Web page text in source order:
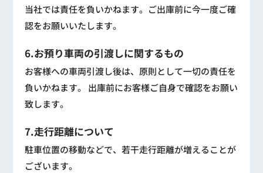
当社では責任を負いかねます。ご出庫前に今一度ご確
認をお願いいたします。
6.お預り車両の引渡しに関するもの
お客様への車両引渡し後は、原則として一切の責任を
負いかねます。 出庫前にお客様ご自身で確認をお願い
致します。
7.走行距離について
駐車位置の移動などで、若干走行距離が増えることが
ございます。